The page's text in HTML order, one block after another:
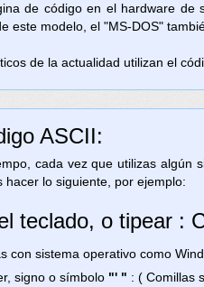
de código en el hardware
este modelo, el "MS-DOS"
de la actualidad utilizan el
ASCII:
cada vez que utilizas
hacer lo siguiente, por ejemplo:
teclado, o tipear :
con sistema operativo como
signo o símbolo "' " : ( Comillas